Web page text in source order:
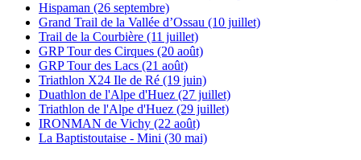
Hispaman (26 septembre)
Grand Trail de la Vallée d’Ossau (10 juillet)
Trail de la Courbière (11 juillet)
GRP Tour des Cirques (20 août)
GRP Tour des Lacs (21 août)
Triathlon X24 Ile de Ré (19 juin)
Duathlon de l'Alpe d'Huez (27 juillet)
Triathlon de l'Alpe d'Huez (29 juillet)
IRONMAN de Vichy (22 août)
La Baptistoutaise - Mini (30 mai)